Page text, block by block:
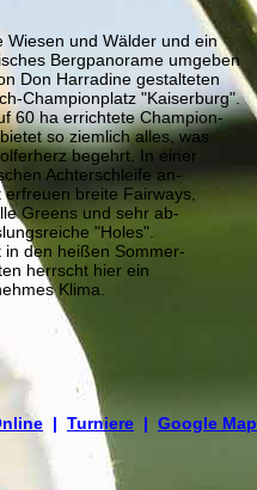
Wiesen und Wälder und ein
Bergpanorame umgeben
Don Harradine gestalteten
Championplatz "Kaiserburg".
60 ha errichtete Champion-
so ziemlich alles, was
begehrt. In einer
Achterschleife an-
erfreuen breite Fairways,
Greens und sehr ab-
"Holes".
in den heißen Sommer-
herrscht hier ein
Klima.
| Turniere | Google Map